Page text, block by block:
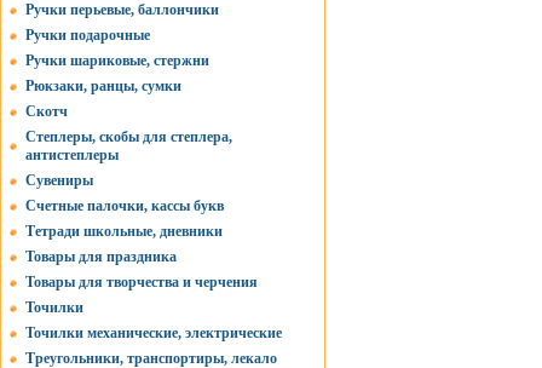
Ручки перьевые, баллончики
Ручки подарочные
Ручки шариковые, стержни
Рюкзаки, ранцы, сумки
Скотч
Степлеры, скобы для степлера,
антистеплеры
Сувениры
Счетные палочки, кассы букв
Тетради школьные, дневники
Товары для праздника
Товары для творчества и черчения
Точилки
Точилки механические, электрические
Треугольники, транспортиры, лекало